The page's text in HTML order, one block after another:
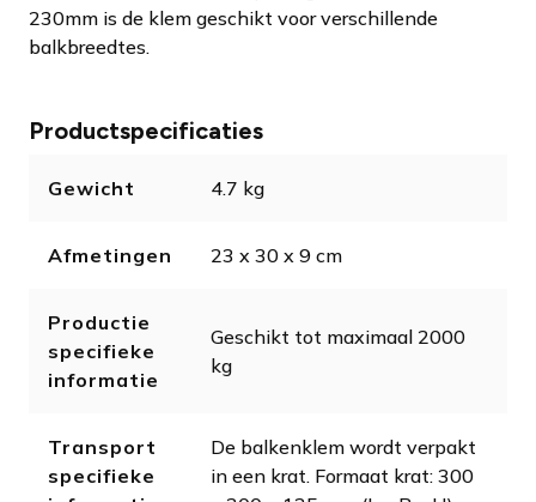
230mm is de klem geschikt voor verschillende
balkbreedtes.
Productspecificaties
Gewicht 4.7 kg
Afmetingen 23 x 30 x 9 cm
Productie
specifieke
informatie
Geschikt tot maximaal 2000
kg
Transport
specifieke
De balkenklem wordt verpakt
in een krat. Formaat krat: 300